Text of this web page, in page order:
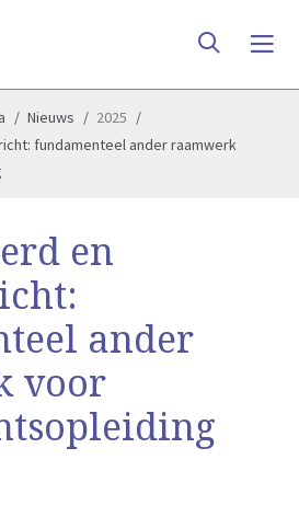
Nieuws
2025
fundamenteel ander raamwerk
en
ander
voor